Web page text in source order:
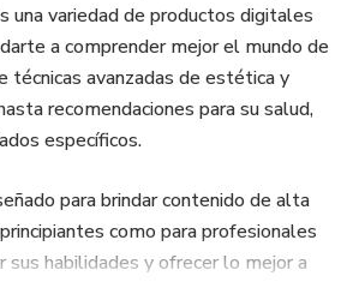
una variedad de productos digitales
a comprender mejor el mundo de
técnicas avanzadas de estética y
recomendaciones para su salud,
específicos.
para brindar contenido de alta
como para profesionales
sus habilidades y ofrecer lo mejor a